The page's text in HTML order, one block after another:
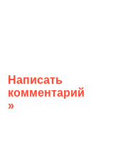
Написать
комментарий
»